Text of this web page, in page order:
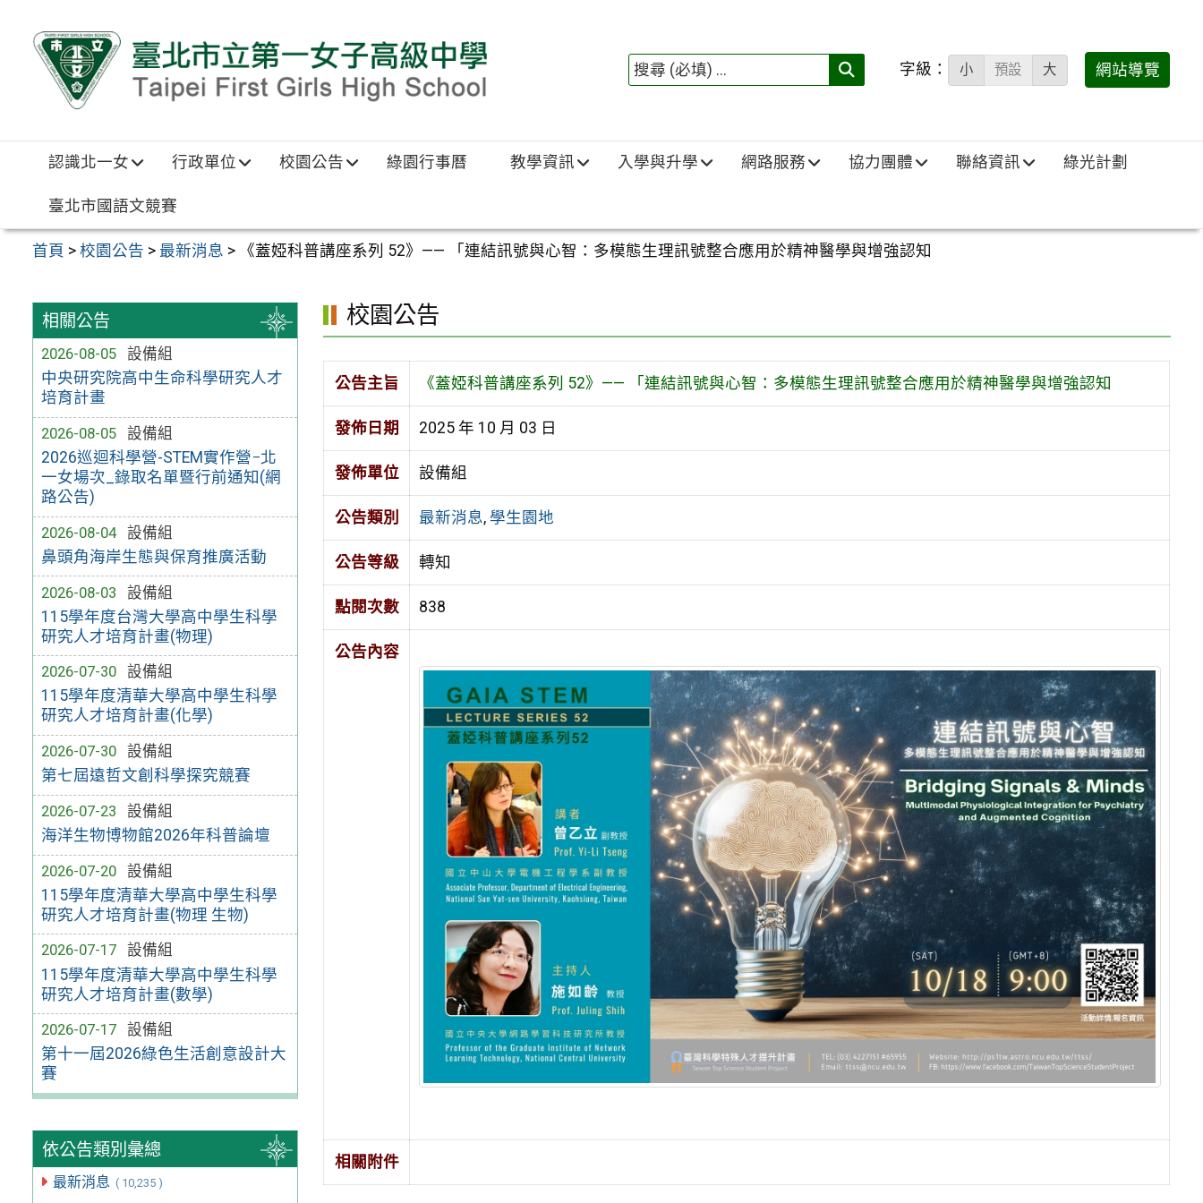
搜
填)：
字級： 小 預設 大 網站導覽
認識北一女 行政單位 校園公告 綠園行事曆 教學資訊 入學與升學 網路服務 協力團體 聯絡資訊 綠光計劃
臺北市國語文競賽
首頁 >校園公告 > 最新消息 > 《蓋婭科普講座系列 52》—— 「連結訊號與心智：多模態生理訊號整合應用於精神醫學與增強認知
相關公告
2026-08-05
設備組
中央研究院高中生命科學研究人才
培育計畫
2026-08-05
設備組
2026巡迴科學營-STEM實作營−北
一女場次_錄取名單暨行前通知(網
路公告)
2026-08-04
設備組
鼻頭角海岸生態與保育推廣活動
2026-08-03
設備組
115學年度台灣大學高中學生科學
研究人才培育計畫(物理)
2026-07-30
設備組
115學年度清華大學高中學生科學
研究人才培育計畫(化學)
2026-07-30
設備組
第七屆遠哲文創科學探究競賽
2026-07-23
設備組
海洋生物博物館2026年科普論壇
2026-07-20
設備組
115學年度清華大學高中學生科學
研究人才培育計畫(物理 生物)
2026-07-17
設備組
115學年度清華大學高中學生科學
研究人才培育計畫(數學)
2026-07-17
設備組
第十一屆2026綠色生活創意設計大
賽
依公告類別彙總
最新消息 ( 10,235 )
校園公告
公告主旨 《蓋婭科普講座系列 52》—— 「連結訊號與心智：多模態生理訊號整合應用於精神醫學與增強認知
發佈日期 2025 年 10 月 03 日
發佈單位 設備組
公告類別 最新消息, 學生園地
公告等級 轉知
點閱次數 838
公告內容
相關附件